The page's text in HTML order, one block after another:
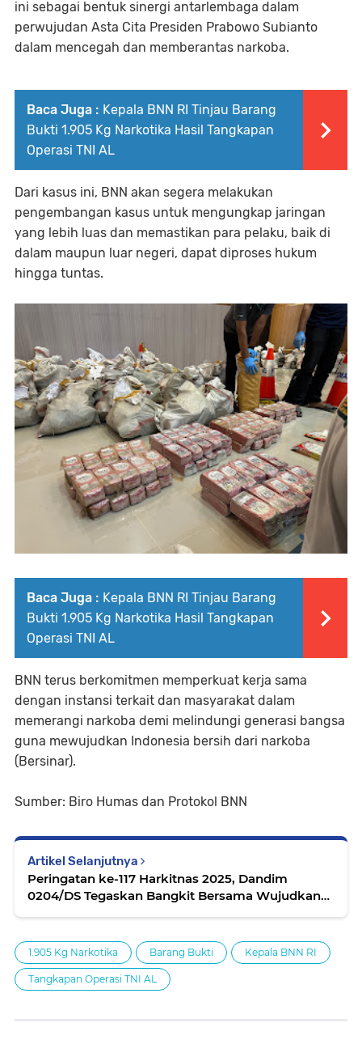
ini sebagai bentuk sinergi antarlembaga dalam
perwujudan Asta Cita Presiden Prabowo Subianto
dalam mencegah dan memberantas narkoba.
Baca Juga : Kepala BNN RI Tinjau Barang
Bukti 1.905 Kg Narkotika Hasil Tangkapan
Operasi TNI AL
Dari kasus ini, BNN akan segera melakukan
pengembangan kasus untuk mengungkap jaringan
yang lebih luas dan memastikan para pelaku, baik di
dalam maupun luar negeri, dapat diproses hukum
hingga tuntas.
Baca Juga : Kepala BNN RI Tinjau Barang
Bukti 1.905 Kg Narkotika Hasil Tangkapan
Operasi TNI AL
BNN terus berkomitmen memperkuat kerja sama
dengan instansi terkait dan masyarakat dalam
memerangi narkoba demi melindungi generasi bangsa
guna mewujudkan Indonesia bersih dari narkoba
(Bersinar).
Sumber: Biro Humas dan Protokol BNN
Artikel Selanjutnya
Peringatan ke-117 Harkitnas 2025, Dandim
0204/DS Tegaskan Bangkit Bersama Wujudkan
1.905 Kg Narkotika Barang Bukti Kepala BNN RI
Tangkapan Operasi TNI AL